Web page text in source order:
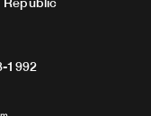
1992